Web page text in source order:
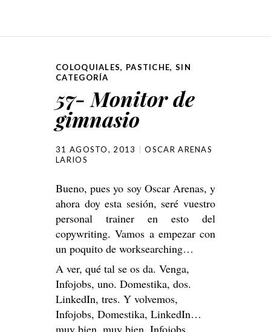
COLOQUIALES, PASTICHE, SIN
CATEGORÍA
57- Monitor de
gimnasio
31 AGOSTO, 2013
OSCAR ARENAS
LARIOS
Bueno, pues yo soy Oscar Arenas, y
ahora doy esta sesión, seré vuestro
personal trainer en esto del
copywriting. Vamos a empezar con
un poquito de worksearching…
A ver, qué tal se os da. Venga,
Infojobs, uno. Domestika, dos.
LinkedIn, tres. Y volvemos,
Infojobs, Domestika, LinkedIn…
muy bien, muy bien. Infojobs.